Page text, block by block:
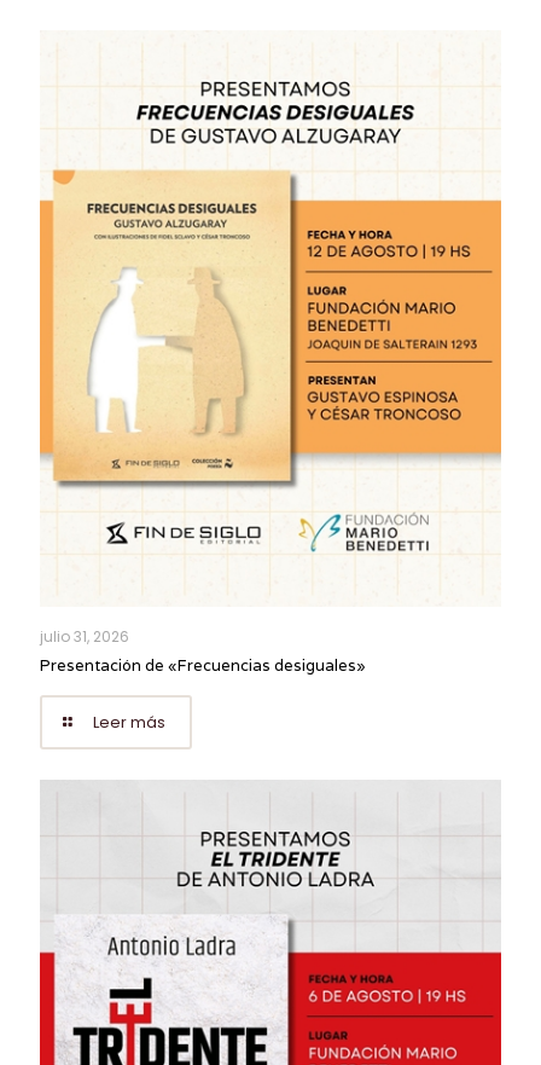
julio 31, 2026
Presentación de «Frecuencias desiguales»
Leer más